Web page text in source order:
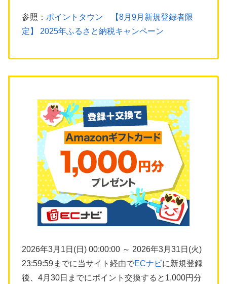
参照： ポイントタウン 【8月9月新規登録者限
定】 2025年ふるさと納税キャンペーン
2026年3月1日(日) 00:00:00 ～ 2026年3月31日(火)
23:59:59までに当サイト経由でECナビに新規登録
後、4月30日までにポイント交換すると1,000円分